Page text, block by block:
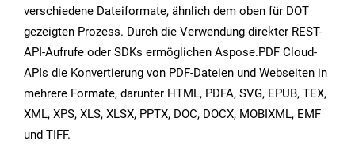
verschiedene Dateiformate, ähnlich dem oben für DOT
gezeigten Prozess. Durch die Verwendung direkter REST-
API-Aufrufe oder SDKs ermöglichen Aspose.PDF Cloud-
APIs die Konvertierung von PDF-Dateien und Webseiten in
mehrere Formate, darunter HTML, PDFA, SVG, EPUB, TEX,
XML, XPS, XLS, XLSX, PPTX, DOC, DOCX, MOBIXML, EMF
und TIFF.